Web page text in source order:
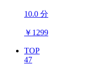
10.0 分
￥ 1299
TOP
47